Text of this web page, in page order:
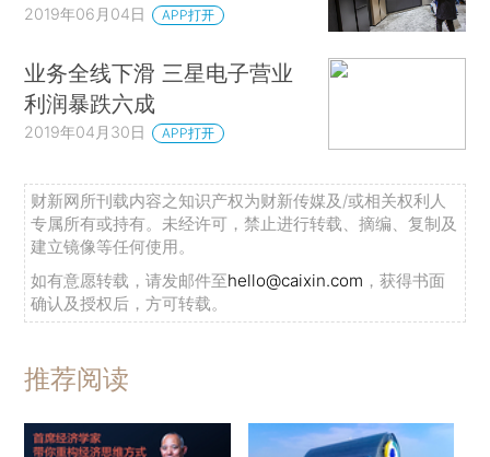
2019年06月04日 APP打开
业务全线下滑 三星电子营业
利润暴跌六成
2019年04月30日 APP打开
财新网所刊载内容之知识产权为财新传媒及/或相关权利人
专属所有或持有。未经许可，禁止进行转载、摘编、复制及
建立镜像等任何使用。
如有意愿转载，请发邮件至hello@caixin.com ，获得书面
确认及授权后，方可转载。
推荐阅读